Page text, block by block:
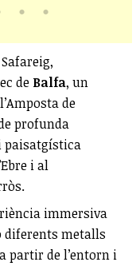
de Balfa, un
de
profunda
paisatgística
i al
immersiva
diferents metalls
partir de l’entorn i